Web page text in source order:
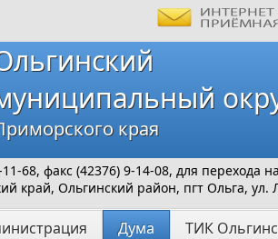
края
68, факс (42376) 9-14-08, для перехода
край, Ольгинский район, пгт Ольга, ул.
Дума ТИК